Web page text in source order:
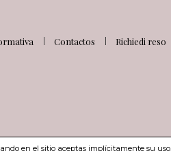
Contactos Richiedi reso
en el sitio aceptas implícitamente su uso.